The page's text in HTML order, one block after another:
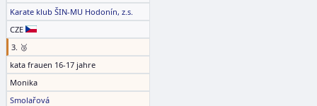
Karate klub ŠIN-MU Hodonín, z.s.
CZE
3. 🥉
kata frauen 16-17 jahre
Monika
Smolařová